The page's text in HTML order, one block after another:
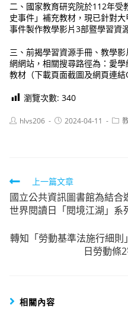
二、國家教育研究院於112年受
史事件」補充教材，現已針對
事件製作教學影片3部暨學習資
三、前揭學習資源手冊、教學
網網站，相關搜尋路徑為：愛
教材（下載頁面截圖及網頁連結
瀏覽次數: 340
Posthlvs206
Post2024-04-11
Post
Read
more
articles
上一篇文章
國立公共資訊圖書館為結
世界閱讀日「閱境江湖」系
轉知「勞動基準法施行細
日勞動條
相關內容